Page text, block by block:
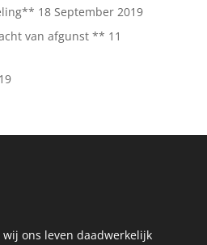
18 September 2019
van afgunst ** 11
ons leven daadwerkelijk